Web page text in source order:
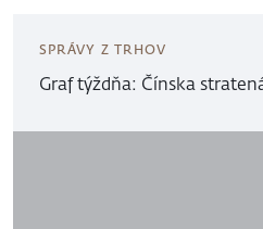
SPRÁVY Z TRHOV
Graf týždňa: Čínska